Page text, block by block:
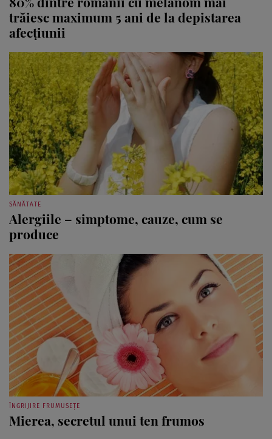
trăiesc maximum 5 ani de la depistarea
afecţiunii
SĂNĂTATE
Alergiile – simptome, cauze, cum se
produce
ÎNGRIJIRE FRUMUSEȚE
Mierea, secretul unui ten frumos